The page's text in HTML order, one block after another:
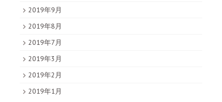
2019年9月
2019年8月
2019年7月
2019年3月
2019年2月
2019年1月